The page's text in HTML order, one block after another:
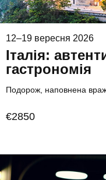
12–19 вересня 2026
Італія:
гастрономія
Подорож, наповнена
€2850